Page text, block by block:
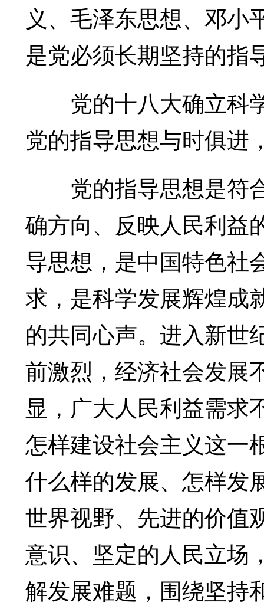
义、毛泽东思想、邓小
是党必须长期坚持的指
党的十八大确立科
党的指导思想与时俱进
党的指导思想是符
确方向、反映人民利益
导思想，是中国特色社
求，是科学发展辉煌成
的共同心声。进入新世
前激烈，经济社会发展
显，广大人民利益需求
怎样建设社会主义这一
什么样的发展、怎样发
世界视野、先进的价值
意识、坚定的人民立场
解发展难题，围绕坚持